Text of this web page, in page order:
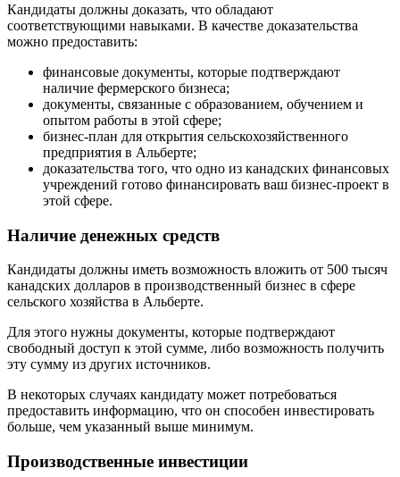
Кандидаты должны доказать, что обладают
соответствующими навыками. В качестве доказательства
можно предоставить:
финансовые документы, которые подтверждают
наличие фермерского бизнеса;
документы, связанные с образованием, обучением и
опытом работы в этой сфере;
бизнес-план для открытия сельскохозяйственного
предприятия в Альберте;
доказательства того, что одно из канадских финансовых
учреждений готово финансировать ваш бизнес-проект в
этой сфере.
Наличие денежных средств
Кандидаты должны иметь возможность вложить от 500 тысяч
канадских долларов в производственный бизнес в сфере
сельского хозяйства в Альберте.
Для этого нужны документы, которые подтверждают
свободный доступ к этой сумме, либо возможность получить
эту сумму из других источников.
В некоторых случаях кандидату может потребоваться
предоставить информацию, что он способен инвестировать
больше, чем указанный выше минимум.
Производственные инвестиции